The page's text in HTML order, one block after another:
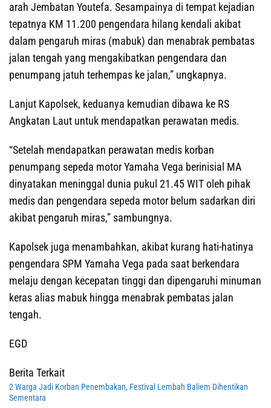
arah Jembatan Youtefa. Sesampainya di tempat kejadian
tepatnya KM 11.200 pengendara hilang kendali akibat
dalam pengaruh miras (mabuk) dan menabrak pembatas
jalan tengah yang mengakibatkan pengendara dan
penumpang jatuh terhempas ke jalan,” ungkapnya.
Lanjut Kapolsek, keduanya kemudian dibawa ke RS
Angkatan Laut untuk mendapatkan perawatan medis.
“Setelah mendapatkan perawatan medis korban
penumpang sepeda motor Yamaha Vega berinisial MA
dinyatakan meninggal dunia pukul 21.45 WIT oleh pihak
medis dan pengendara sepeda motor belum sadarkan diri
akibat pengaruh miras,” sambungnya.
Kapolsek juga menambahkan, akibat kurang hati-hatinya
pengendara SPM Yamaha Vega pada saat berkendara
melaju dengan kecepatan tinggi dan dipengaruhi minuman
keras alias mabuk hingga menabrak pembatas jalan
tengah.
EGD
Berita Terkait
2 Warga Jadi Korban Penembakan, Festival Lembah Baliem Dihentikan
Sementara